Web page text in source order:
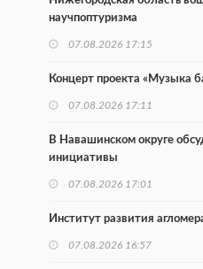
научпоптуризма
07.08.2026 17:15
Концерт проекта «Музыка
07.08.2026 17:11
В Навашинском округе
инициативы
07.08.2026 17:01
Институт развития
07.08.2026 16:57